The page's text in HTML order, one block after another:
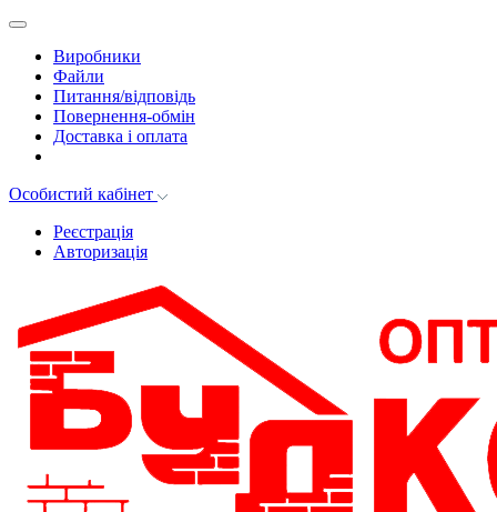
Виробники
Файли
Питання/відповідь
Повернення-обмін
Доставка і оплата
Особистий кабінет
Реєстрація
Авторизація